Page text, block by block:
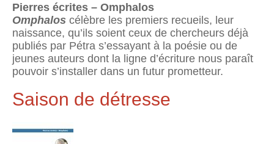
Pierres écrites – Omphalos
Omphalos célèbre les premiers recueils, leur
naissance, qu’ils soient ceux de chercheurs déjà
publiés par Pétra s’essayant à la poésie ou de
jeunes auteurs dont la ligne d’écriture nous paraît
pouvoir s’installer dans un futur prometteur.
Saison de détresse